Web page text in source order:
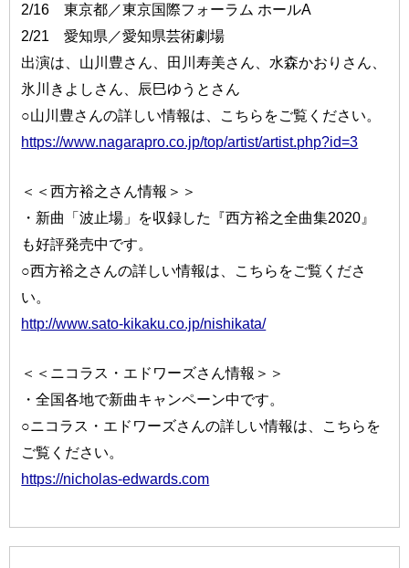
2/16 東京都／東京国際フォーラム ホールA
2/21 愛知県／愛知県芸術劇場
出演は、山川豊さん、田川寿美さん、水森かおりさん、
氷川きよしさん、辰巳ゆうとさん
○山川豊さんの詳しい情報は、こちらをご覧ください。
https://www.nagarapro.co.jp/top/artist/artist.php?id=3
＜＜西方裕之さん情報＞＞
・新曲「波止場」を収録した『西方裕之全曲集2020』
も好評発売中です。
○西方裕之さんの詳しい情報は、こちらをご覧くださ
い。
http://www.sato-kikaku.co.jp/nishikata/
＜＜ニコラス・エドワーズさん情報＞＞
・全国各地で新曲キャンペーン中です。
○ニコラス・エドワーズさんの詳しい情報は、こちらを
ご覧ください。
https://nicholas-edwards.com